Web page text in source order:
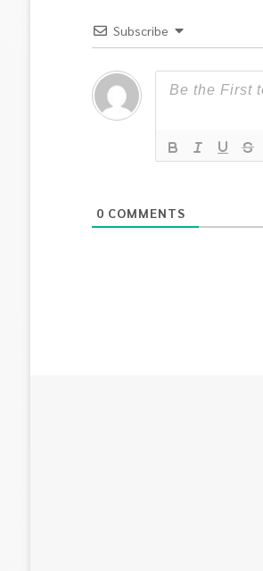
Subscribe
0 COMMENTS